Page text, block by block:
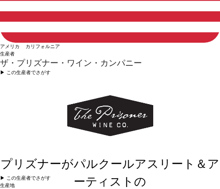
アメリカ カリフォルニア
生産者
ザ・プリズナー・ワイン・カンパニー
▶︎ この生産者でさがす
プリズナーがパルクールアスリート＆ア
ーティストの
▶︎ この生産者でさがす
生産地